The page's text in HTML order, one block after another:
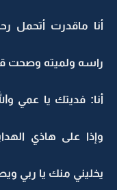
أنا ماقدرت أتحمل
راسه ولميته وصحت
أنا: فديتك يا عمي
وإذا على هاذي
يخليني منك يا ربي